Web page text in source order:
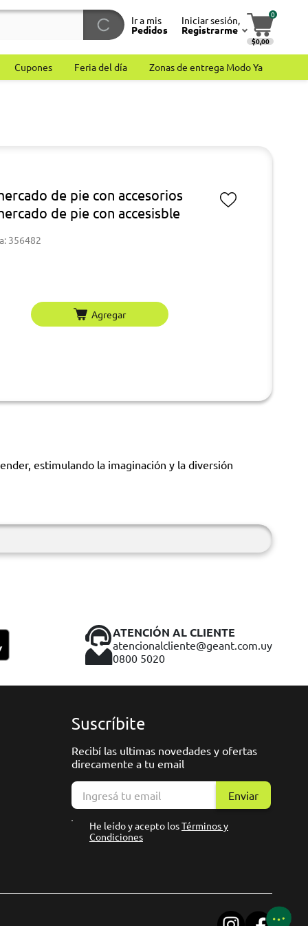
Ir a mis
Pedidos
Iniciar sesión,
Registrarme
0
$0,00
Cupones Feria del día Zonas de entrega Modo Ya
de pie con accesorios
de pie con accesisble
356482
Agregar
estimulando la imaginación y la diversión
ATENCIÓN AL CLIENTE
atencionalcliente@geant.com.uy
0800 5020
Suscríbite
Recibí las ultimas novedades y ofertas
direcamente a tu email
Enviar
He leído y acepto losTérminos y
Condiciones